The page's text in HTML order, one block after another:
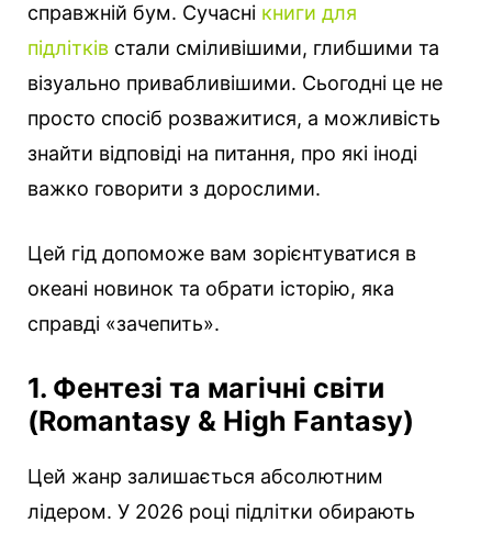
справжній бум. Сучасні книги для
підлітків стали сміливішими, глибшими та
візуально привабливішими. Сьогодні це не
просто спосіб розважитися, а можливість
знайти відповіді на питання, про які іноді
важко говорити з дорослими.
Цей гід допоможе вам зорієнтуватися в
океані новинок та обрати історію, яка
справді «зачепить».
1. Фентезі та магічні світи
(Romantasy & High Fantasy)
Цей жанр залишається абсолютним
лідером. У 2026 році підлітки обирають